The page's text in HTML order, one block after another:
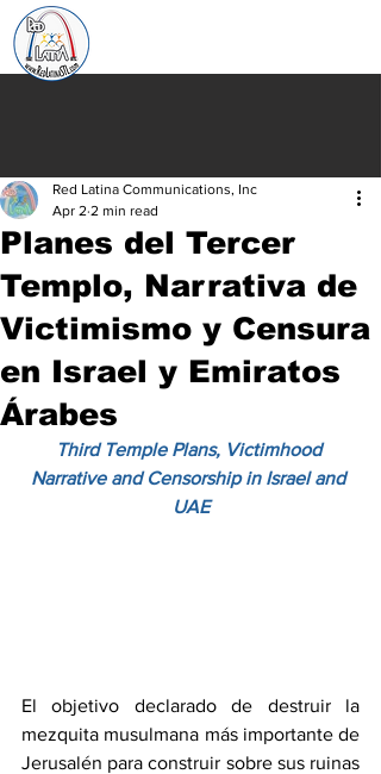
Planes del Tercer
Templo, Narrativa de
Victimismo y Censura
en Israel y Emiratos
Árabes
Red Latina Communications, Inc
Apr 2 2 min read
Third Temple Plans, Victimhood
Narrative and Censorship in Israel and
UAE
El objetivo declarado de destruir la
mezquita musulmana más importante de
Jerusalén para construir sobre sus ruinas